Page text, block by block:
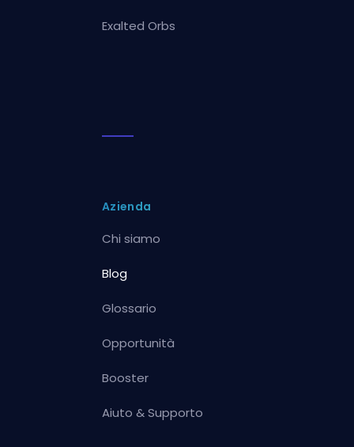
Exalted Orbs
Azienda
Chi siamo
Blog
Glossario
Opportunità
Booster
Aiuto & Supporto